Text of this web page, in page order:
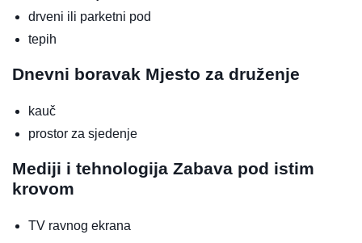
drveni ili parketni pod
tepih
Dnevni boravak Mjesto za druženje
kauč
prostor za sjedenje
Mediji i tehnologija Zabava pod istim
krovom
TV ravnog ekrana